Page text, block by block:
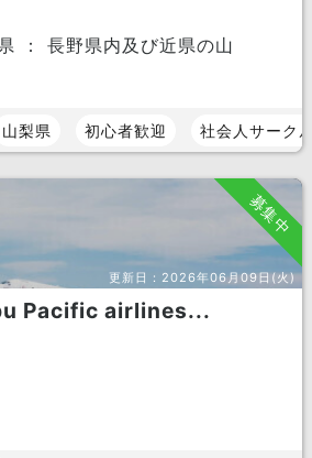
： 長野県内及び近県の山
山梨県 初心者歓迎 社会人サーク
募集中
更新日： 2026年06月09日(火)
Pacific airlines...